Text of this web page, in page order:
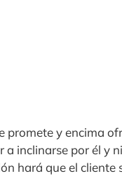
y encima
inclinarse por él y
hará que el cliente